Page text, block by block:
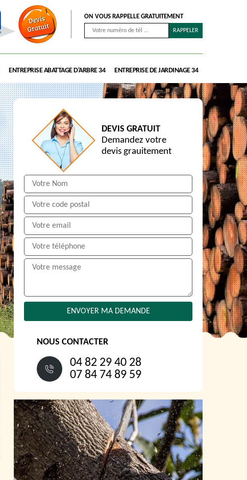
ON VOUS RAPPELLE GRATUITEMENT
ENTREPRISE ABATTAGE D'ARBRE 34 ENTREPRISE DE JARDINAGE 34
DEVIS GRATUIT
Demandez votre
devis grauitement
NOUS CONTACTER
04 82 29 40 28
07 84 74 89 59